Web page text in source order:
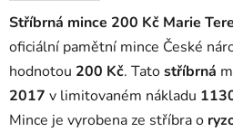
Stříbrná mince 200 Kč Marie
oficiální pamětní mince České
hodnotou 200 Kč. Tatostříbrná
2017 v limitovaném nákladu
Mince je vyrobena ze stříbra o